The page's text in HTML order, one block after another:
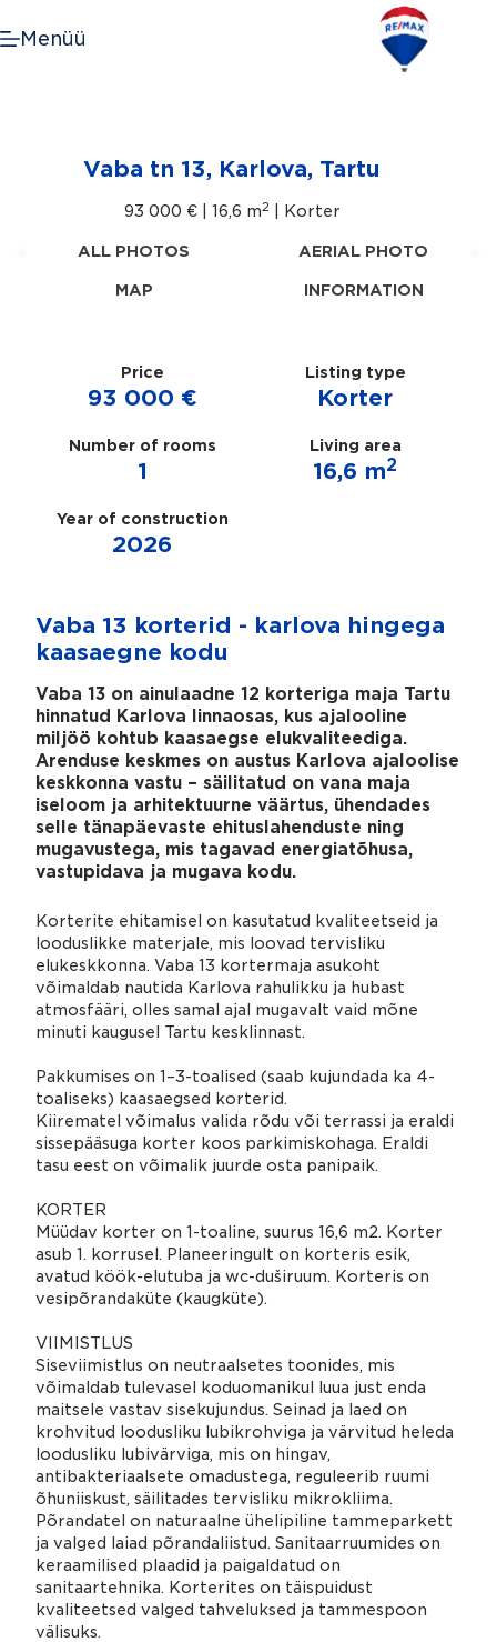
to
Menüü
Vaba tn 13, Karlova, Tartu
93 000 € | 16,6 m2 | Korter
ALL PHOTOS AERIAL PHOTO
MAP INFORMATION
Price
93 000 €
Listing type
Korter
Number of rooms
1
Living area
16,6 m2
Year of construction
2026
Vaba 13 korterid - karlova hingega
kaasaegne kodu
Vaba 13 on ainulaadne 12 korteriga maja Tartu
hinnatud Karlova linnaosas, kus ajalooline
miljöö kohtub kaasaegse elukvaliteediga.
Arenduse keskmes on austus Karlova ajaloolise
keskkonna vastu – säilitatud on vana maja
iseloom ja arhitektuurne väärtus, ühendades
selle tänapäevaste ehituslahenduste ning
mugavustega, mis tagavad energiatõhusa,
vastupidava ja mugava kodu.
Korterite ehitamisel on kasutatud kvaliteetseid ja
looduslikke materjale, mis loovad tervisliku
elukeskkonna. Vaba 13 kortermaja asukoht
võimaldab nautida Karlova rahulikku ja hubast
atmosfääri, olles samal ajal mugavalt vaid mõne
minuti kaugusel Tartu kesklinnast.
Pakkumises on 1–3-toalised (saab kujundada ka 4-
toaliseks) kaasaegsed korterid.
Kiirematel võimalus valida rõdu või terrassi ja eraldi
sissepääsuga korter koos parkimiskohaga. Eraldi
tasu eest on võimalik juurde osta panipaik.
KORTER
Müüdav korter on 1-toaline, suurus 16,6 m2. Korter
asub 1. korrusel. Planeeringult on korteris esik,
avatud köök-elutuba ja wc-duširuum. Korteris on
vesipõrandaküte (kaugküte).
VIIMISTLUS
Siseviimistlus on neutraalsetes toonides, mis
võimaldab tulevasel koduomanikul luua just enda
maitsele vastav sisekujundus. Seinad ja laed on
krohvitud loodusliku lubikrohviga ja värvitud heleda
loodusliku lubivärviga, mis on hingav,
antibakteriaalsete omadustega, reguleerib ruumi
õhuniiskust, säilitades tervisliku mikrokliima.
Põrandatel on naturaalne ühelipiline tammeparkett
ja valged laiad põrandaliistud. Sanitaarruumides on
keraamilised plaadid ja paigaldatud on
sanitaartehnika. Korterites on täispuidust
kvaliteetsed valged tahveluksed ja tammespoon
välisuks.